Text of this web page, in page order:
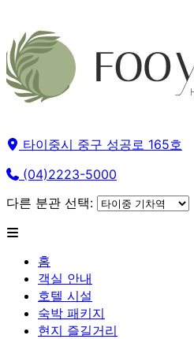
타이중시 중구 성공로 165호
(04)2223-5000
다른 분관 선택:
홈
객실 안내
호텔 시설
숙박 패키지
현지 즐길거리